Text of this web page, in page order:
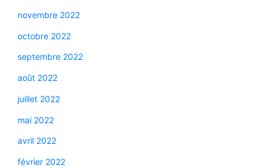
novembre 2022
octobre 2022
septembre 2022
août 2022
juillet 2022
mai 2022
avril 2022
février 2022